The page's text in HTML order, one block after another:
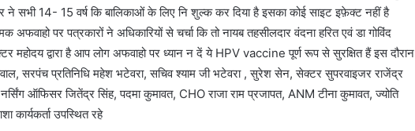
ने सभी 14- 15 वर्ष कि बालिकाओं के लिए नि शुल्क कर दिया है इसका कोई साइट इफ़ेक्ट नहीं है
पर पत्रकारों ने अधिकारियों से चर्चा कि तो नायब तहसीलदार वंदना हरित एवं डा गोविंद
महोदय द्वारा है आप लोग अफवाहो पर ध्यान न दें ये HPV vaccine पूर्ण रूप से सुरक्षित हैं इस दौरान
सरपंच प्रतिनिधि महेश भटेवरा, सचिव श्याम जी भटेवरा , सुरेश सेन, सेक्टर सुपरवाइजर राजेंद्र
ऑफिसर जितेंद्र सिंह, पदमा कुमावत, CHO राजा राम प्रजापत, ANM टीना कुमावत, ज्योति
कार्यकर्ता उपस्थित रहे